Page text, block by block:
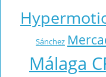
Sánchez
Málaga